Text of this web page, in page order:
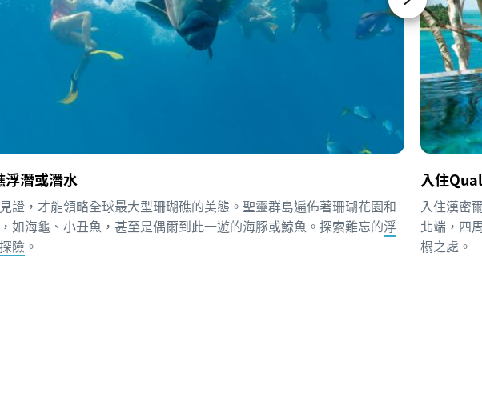
浮潛或潛水
證，才能領略全球最大型珊瑚礁的美態。聖靈群島遍佈著珊瑚花園和
如海龜、小丑魚，甚至是偶爾到此一遊的海豚或鯨魚。探索難忘的浮
險 。
入住
入住漢密
北端，四
榻之處。